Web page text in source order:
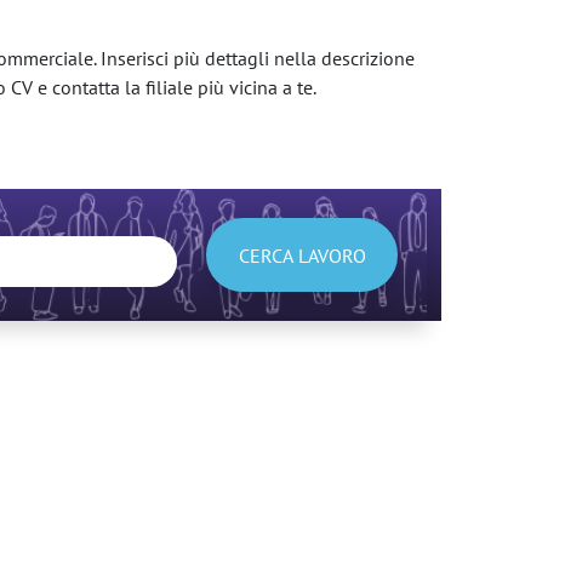
Inserisci più dettagli nella descrizione
CV e contatta la filiale più vicina a te.
CERCA LAVORO